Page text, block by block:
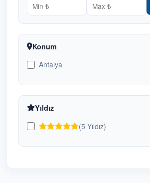
Bakü Otelleri
Balayı Otelleri
Budva Otelleri
Butik Oteller
Çeşme Otelleri
Konum
Antalya
Yıldız
(5 Yıldız)